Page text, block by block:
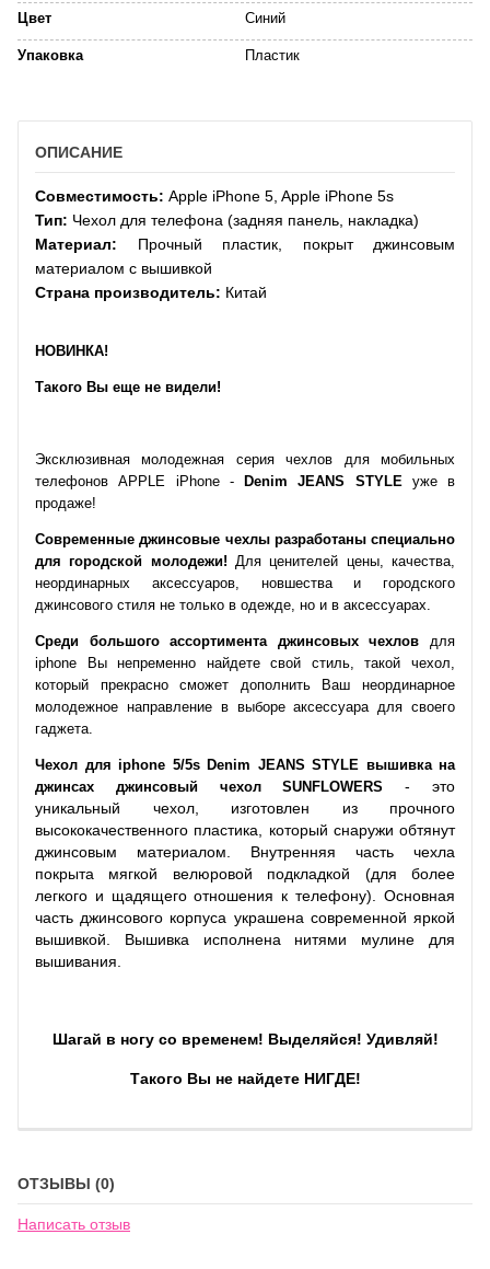
Цвет Синий
Упаковка Пластик
ОПИСАНИЕ
Совместимость: Apple iPhone 5, Apple iPhone 5s
Тип: Чехол для телефона (задняя панель, накладка)
Материал: Прочный пластик, покрыт джинсовым
материалом с вышивкой
Страна производитель: Китай
НОВИНКА!
Такого Вы еще не видели!
Эксклюзивная молодежная серия чехлов для мобильных
телефонов APPLE iPhone -
Denim JEANS STYLEуже в
продаже!
Современные джинсовые чехлы разработаны специально
для городской молодежи! Для ценителей цены, качества,
неординарных аксессуаров, новшества и городского
джинсового стиля не только в одежде, но и в аксессуарах.
Среди большого ассортимента джинсовых чехлов для
iphone
Вы непременно найдете свой стиль, такой чехол,
который прекрасно сможет дополнить Ваш неординарное
молодежное направление в выборе аксессуара для своего
гаджета.
Чехол для iphone 5/5s Denim JEANS STYLE вышивка на
джинсах джинсовый чехол SUNFLOWERS- это
уникальный чехол, изготовлен из прочного
высококачественного пластика, который снаружи обтянут
джинсовым материалом. Внутренняя часть чехла
покрыта мягкой велюровой подкладкой (для более
легкого и щадящего отношения к телефону). Основная
часть джинсового корпуса украшена современной яркой
вышивкой. Вышивка исполнена нитями мулине для
вышивания.
Шагай в ногу со временем! Выделяйся! Удивляй!
Такого Вы не найдете НИГДЕ!
ОТЗЫВЫ (0)
Написать отзыв